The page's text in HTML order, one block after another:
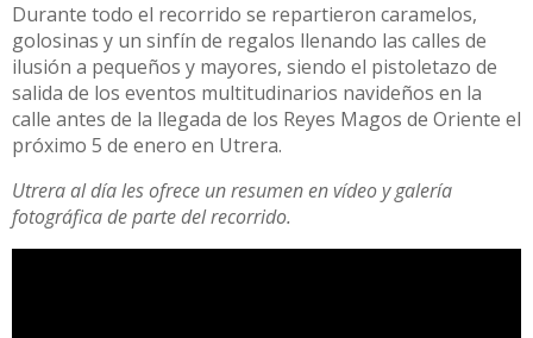
Durante todo el recorrido se repartieron caramelos,
golosinas y un sinfín de regalos llenando las calles de
ilusión a pequeños y mayores, siendo el pistoletazo de
salida de los eventos multitudinarios navideños en la
calle antes de la llegada de los Reyes Magos de Oriente el
próximo 5 de enero en Utrera.
Utrera al día les ofrece un resumen en vídeo y galería
fotográfica de parte del recorrido.